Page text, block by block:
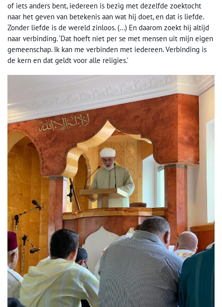
of iets anders bent, iedereen is bezig met dezelfde zoektocht
naar het geven van betekenis aan wat hij doet, en dat is liefde.
Zonder liefde is de wereld zinloos. (…) En daarom zoekt hij altijd
naar verbinding. ‘Dat hoeft niet per se met mensen uit mijn eigen
gemeenschap. Ik kan me verbinden met iedereen. Verbinding is
de kern en dat geldt voor alle religies.’